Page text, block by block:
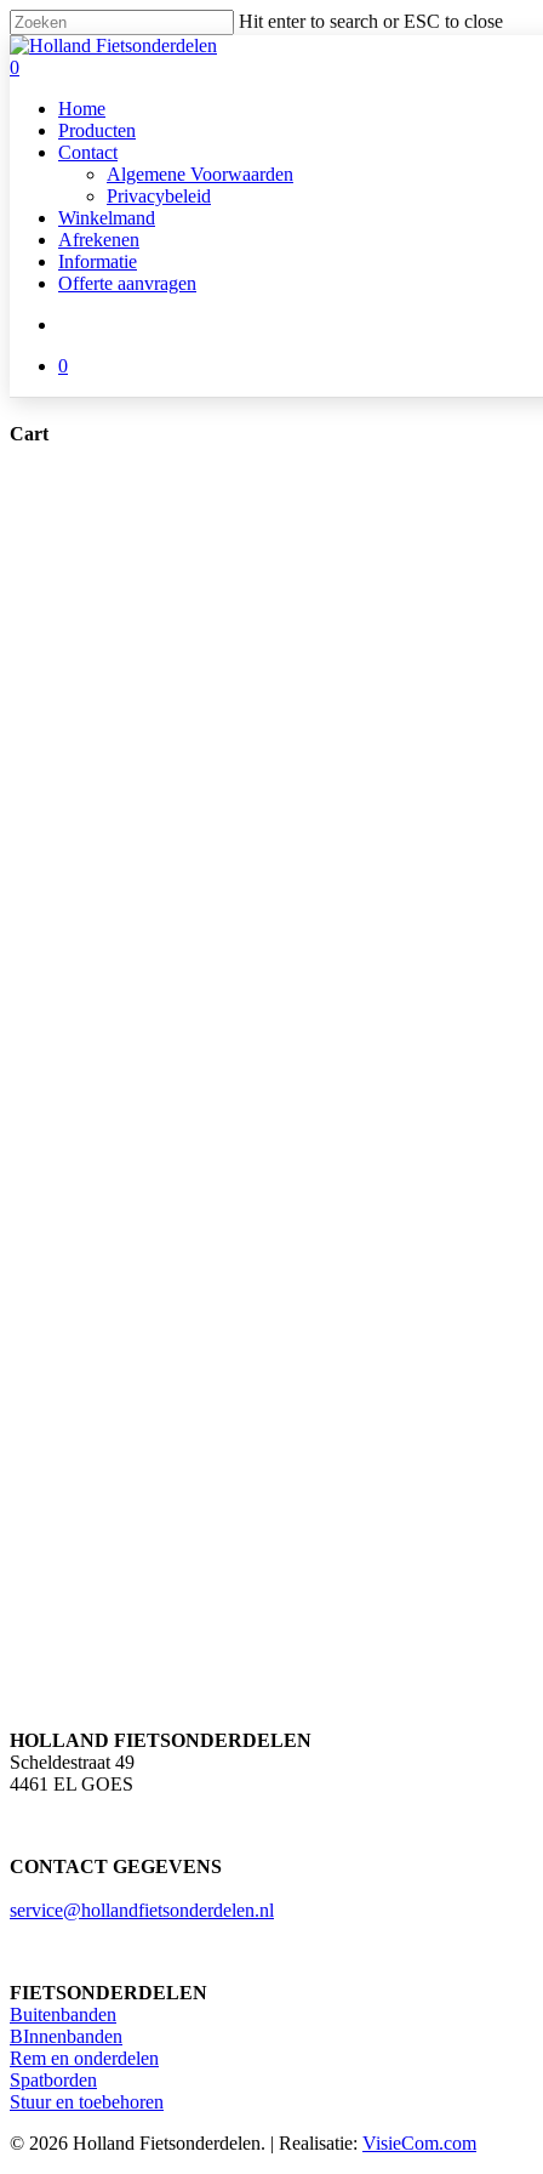
Skip
to
main
Hit enter to search or ESC to close
Close
Search
search
0
Home
Producten
Contact
Algemene Voorwaarden
Privacybeleid
Winkelmand
Afrekenen
Informatie
Offerte aanvragen
0
Cart
HOLLAND FIETSONDERDELEN
Scheldestraat 49
4461 EL GOES
CONTACT GEGEVENS
service@hollandfietsonderdelen.nl
FIETSONDERDELEN
Buitenbanden
BInnenbanden
Rem en onderdelen
Spatborden
Stuur en toebehoren
© 2026 Holland Fietsonderdelen. | Realisatie: VisieCom.com